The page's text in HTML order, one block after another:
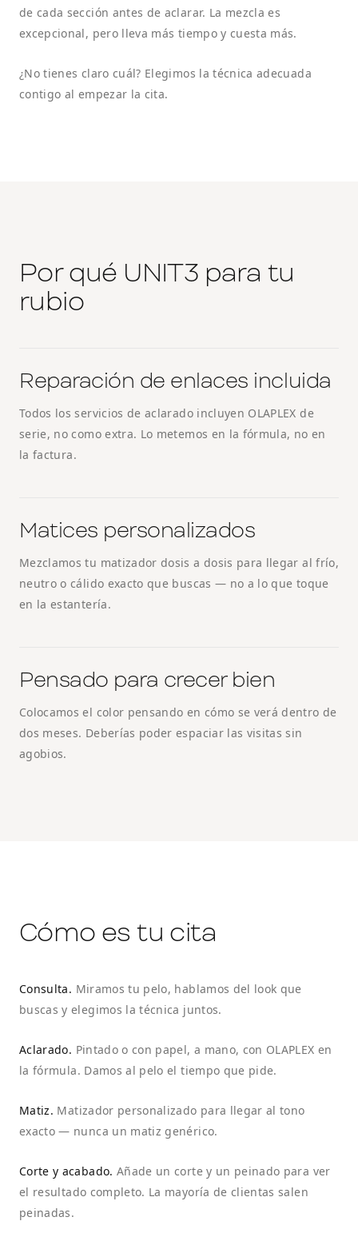
de cada sección antes de aclarar. La mezcla es
excepcional, pero lleva más tiempo y cuesta más.
¿No tienes claro cuál? Elegimos la técnica adecuada
contigo al empezar la cita.
Por qué UNIT3 para tu
rubio
Reparación de enlaces incluida
Todos los servicios de aclarado incluyen OLAPLEX de
serie, no como extra. Lo metemos en la fórmula, no en
la factura.
Matices personalizados
Mezclamos tu matizador dosis a dosis para llegar al frío,
neutro o cálido exacto que buscas — no a lo que toque
en la estantería.
Pensado para crecer bien
Colocamos el color pensando en cómo se verá dentro de
dos meses. Deberías poder espaciar las visitas sin
agobios.
Cómo es tu cita
Consulta. Miramos tu pelo, hablamos del look que
buscas y elegimos la técnica juntos.
Aclarado. Pintado o con papel, a mano, con OLAPLEX en
la fórmula. Damos al pelo el tiempo que pide.
Matiz. Matizador personalizado para llegar al tono
exacto — nunca un matiz genérico.
Corte y acabado. Añade un corte y un peinado para ver
el resultado completo. La mayoría de clientas salen
peinadas.